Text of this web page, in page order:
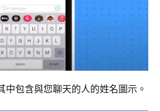
中包含與您聊天的人的姓名圖示。